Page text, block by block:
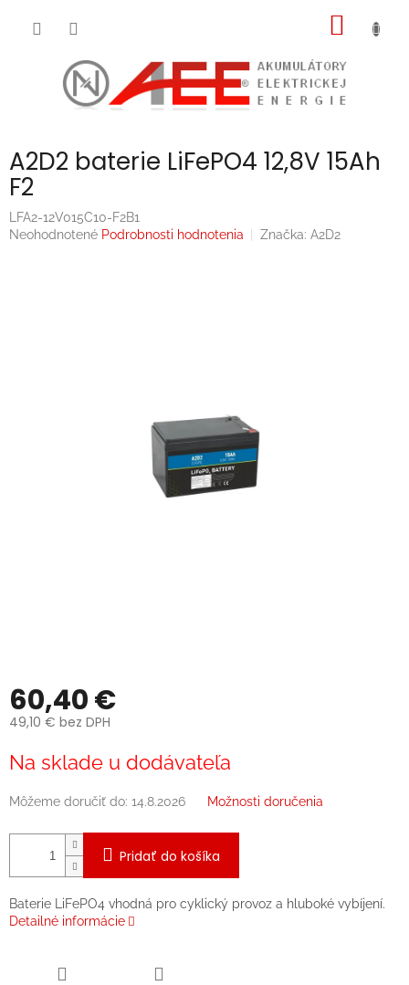
A2D2 baterie LiFePO4 12,8V 15Ah
F2
LFA2-12V015C10-F2B1
Priemerné
Neohodnotené Podrobnosti hodnotenia Značka: A2D2
60,40 €
49,10 € bez DPH
cena:
Na sklade u dodávateľa
Môžeme doručiť do: 14.8.2026 Možnosti doručenia
Pridať do košíka
Baterie LiFePO4 vhodná pro cyklický provoz a hluboké vybíjení.
Detailné informácie